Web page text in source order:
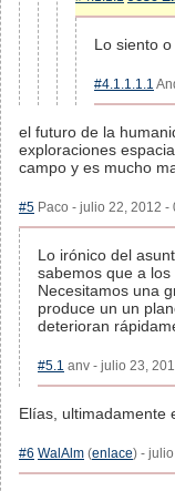
Lo siento
#4.1.1.1.1
el futuro de la
exploraciones
campo y es mucho
#5 Paco - julio 22, 2012
Lo irónico del
sabemos que a
Necesitamos una
produce un un
deterioran
#5.1 anv - julio 23,
Elías, ultimadamente
#6 WalAlm (enlace) -